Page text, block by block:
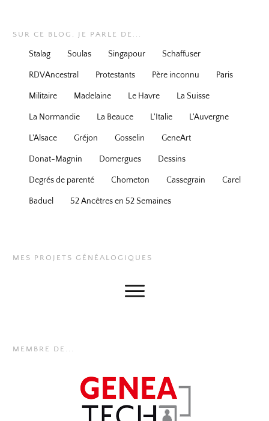
SUR CE BLOG, JE PARLE DE...
Stalag Soulas Singapour Schaffuser
RDVAncestral Protestants Père inconnu Paris
Militaire Madelaine Le Havre La Suisse
La Normandie La Beauce L'Italie L'Auvergne
L'Alsace Gréjon Gosselin GeneArt
Donat-Magnin Domergues Dessins
Degrés de parenté Chometon Cassegrain Carel
Baduel 52 Ancêtres en 52 Semaines
MES PROJETS GÉNÉALOGIQUES
MEMBRE DE...